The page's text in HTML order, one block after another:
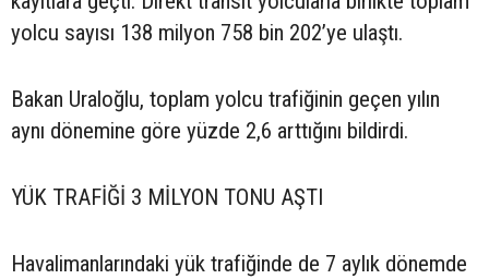
yolcu sayısı 138 milyon 758 bin 202’ye ulaştı.
Bakan Uraloğlu, toplam yolcu trafiğinin geçen yılın
aynı dönemine göre yüzde 2,6 arttığını bildirdi.
YÜK TRAFİĞİ 3 MİLYON TONU AŞTI
Havalimanlarındaki yük trafiğinde de 7 aylık dönemde